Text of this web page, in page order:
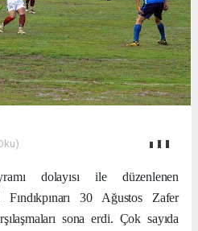
dolayısı ile düzenlenen
Fındıkpınarı 30 Ağustos Zafer
sona erdi. Çok sayıda